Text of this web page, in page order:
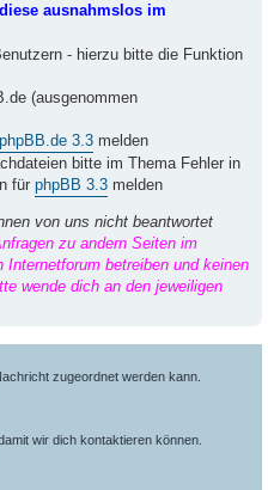
ausnahmslos im
- hierzu bitte die Funktion
(ausgenommen
3.3 melden
bitte im Thema Fehler in
für phpBB 3.3 melden
von uns nicht beantwortet
zu andern Seiten im
betreiben und keinen
wende dich an den jeweiligen
zugeordnet werden kann.
wir dich kontaktieren können.